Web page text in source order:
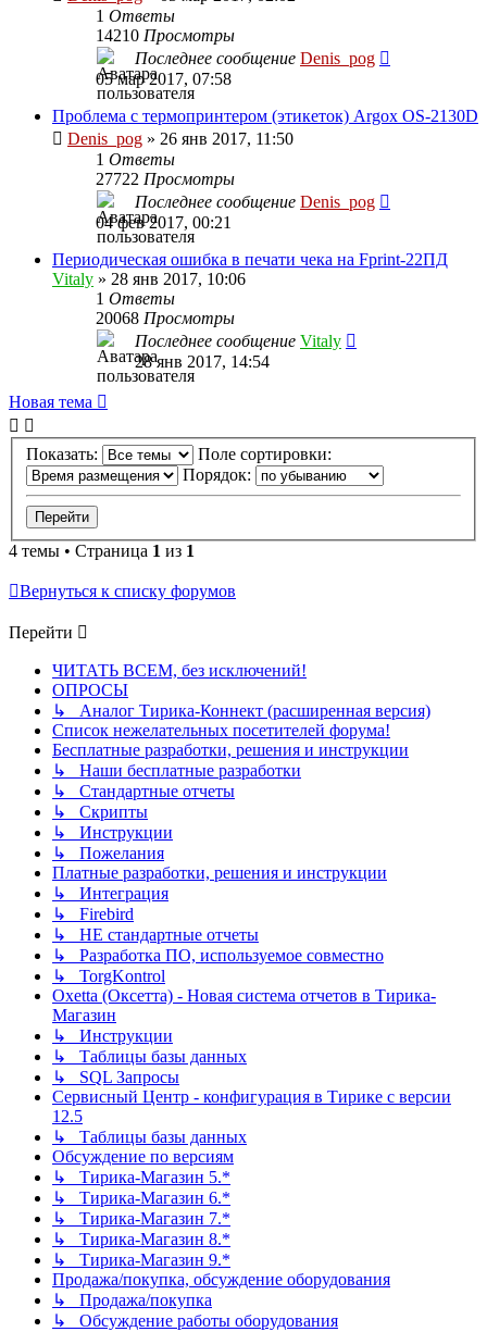
1 Ответы
14210 Просмотры
Последнее сообщение Denis_pog
05 мар 2017, 07:58
Проблема с термопринтером (этикеток) Argox OS-2130D
Denis_pog » 26 янв 2017, 11:50
1 Ответы
27722 Просмотры
Последнее сообщение Denis_pog
04 фев 2017, 00:21
Периодическая ошибка в печати чека на Fprint-22ПД
Vitaly » 28 янв 2017, 10:06
1 Ответы
20068 Просмотры
Последнее сообщение Vitaly
28 янв 2017, 14:54
Новая тема
Показать:
Поле сортировки:
Порядок:
4 темы • Страница 1 из 1
Вернуться к списку форумов
Перейти
ЧИТАТЬ ВСЕМ, без исключений!
ОПРОСЫ
↳ Аналог Тирика-Коннект (расширенная версия)
Список нежелательных посетителей форума!
Бесплатные разработки, решения и инструкции
↳ Наши бесплатные разработки
↳ Стандартные отчеты
↳ Скрипты
↳ Инструкции
↳ Пожелания
Платные разработки, решения и инструкции
↳ Интеграция
↳ Firebird
↳ НЕ стандартные отчеты
↳ Разработка ПО, используемое совместно
↳ TorgKontrol
Oxetta (Оксетта) - Новая система отчетов в Тирика-
Магазин
↳ Инструкции
↳ Таблицы базы данных
↳ SQL Запросы
Сервисный Центр - конфигурация в Тирике с версии
12.5
↳ Таблицы базы данных
Обсуждение по версиям
↳ Тирика-Магазин 5.*
↳ Тирика-Магазин 6.*
↳ Тирика-Магазин 7.*
↳ Тирика-Магазин 8.*
↳ Тирика-Магазин 9.*
Продажа/покупка, обсуждение оборудования
↳ Продажа/покупка
↳ Обсуждение работы оборудования